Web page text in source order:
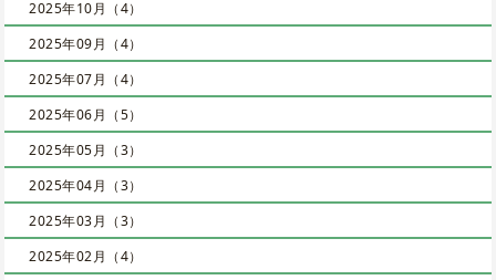
2025年10月（4）
2025年09月（4）
2025年07月（4）
2025年06月（5）
2025年05月（3）
2025年04月（3）
2025年03月（3）
2025年02月（4）